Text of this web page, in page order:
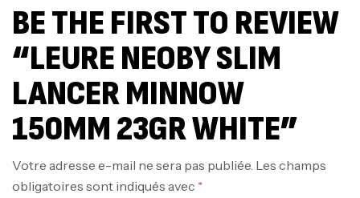
BE THE FIRST TO REVIEW
“LEURE NEOBY SLIM
LANCER MINNOW
150MM 23GR WHITE”
Votre adresse e-mail ne sera pas publiée. Les champs
obligatoires sont indiqués avec *